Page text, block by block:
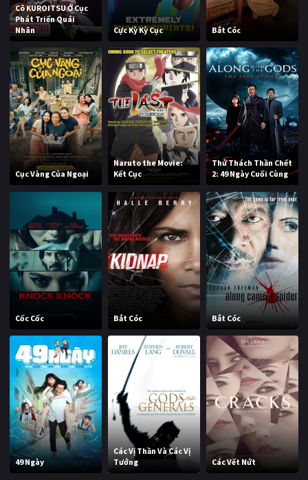
Cô KUROITSU Ở Cục
Phát Triển Quái
Nhân
Cực Kỳ Kỳ Cục Bắt Cóc
Cục Vàng Của Ngoại
Naruto the Movie:
Kết Cục
Thử Thách Thần Chết
2: 49 Ngày Cuối Cùng
Cốc Cốc Bắt Cóc Bắt Cóc
49 Ngày
Các Vị Thần Và Các Vị
Tướng
Các Vết Nứt